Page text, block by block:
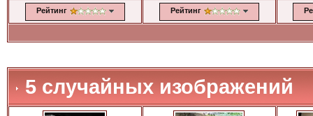
Рейтинг Рейтинг
5 случайных изображений